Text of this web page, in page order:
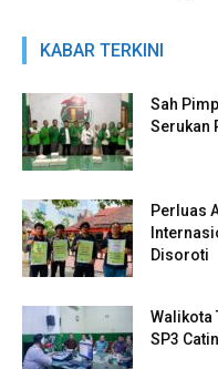
KABAR TERKINI
Sah
Serukan
Perluas
Disoroti
Walikota
SP3